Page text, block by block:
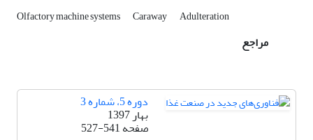
Olfactory machine systems Caraway Adulteration
مراجع
دوره 5، شماره 3
بهار 1397
صفحه527-541